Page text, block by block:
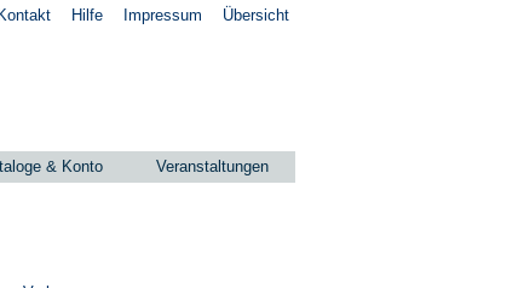
Kontakt Hilfe Impressum Übersicht
& Konto
Veranstaltungen